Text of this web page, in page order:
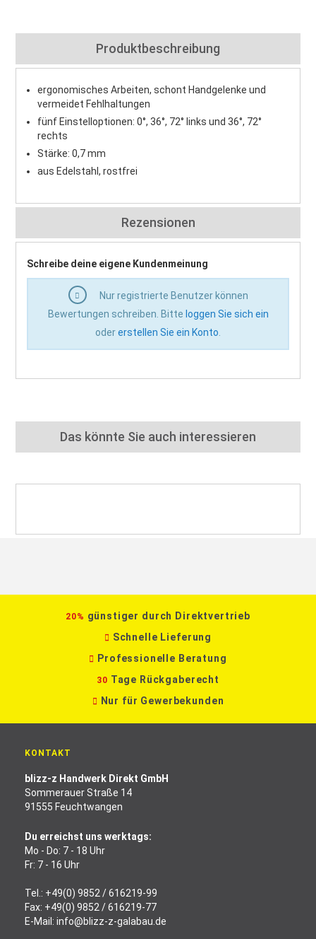
Produktbeschreibung
ergonomisches Arbeiten, schont Handgelenke und
vermeidet Fehlhaltungen
fünf Einstelloptionen: 0°, 36°, 72° links und 36°, 72°
rechts
Stärke: 0,7 mm
aus Edelstahl, rostfrei
Rezensionen
Schreibe deine eigene Kundenmeinung
Nur registrierte Benutzer können
Bewertungen schreiben. Bitte loggen Sie sich ein
odererstellen Sie ein Konto
Das könnte Sie auch interessieren
20% günstiger durch Direktvertrieb
Schnelle Lieferung
Professionelle Beratung
30 Tage Rückgaberecht
Nur für Gewerbekunden
KONTAKT
blizz-z Handwerk Direkt GmbH
Sommerauer Straße 14
91555 Feuchtwangen
Du erreichst uns werktags:
Mo - Do: 7 - 18 Uhr
Fr: 7 - 16 Uhr
Tel.: +49(0) 9852 / 616219-99
Fax: +49(0) 9852 / 616219-77
E-Mail: info@blizz-z-galabau.de